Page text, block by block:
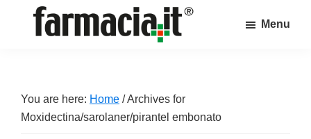
sul
mondo
Menu
You are here: Home /Archives for
Moxidectina/sarolaner/pirantel embonato